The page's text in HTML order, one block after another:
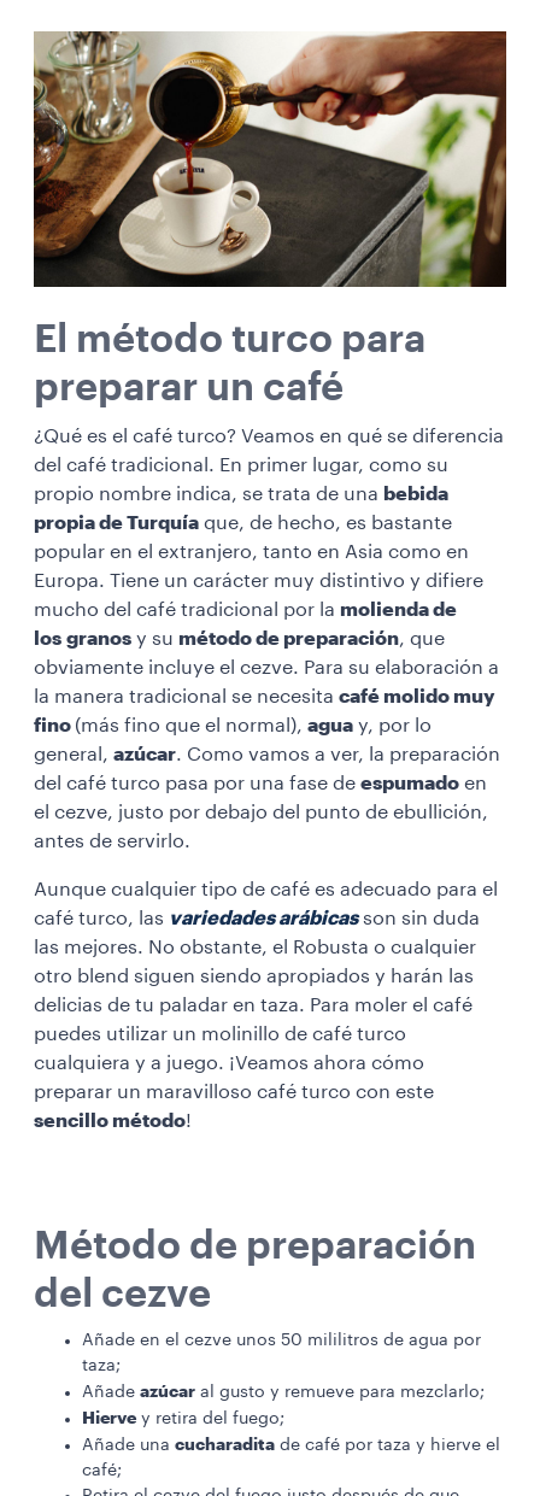
El método turco para
preparar un café
¿Qué es el café turco? Veamos en qué se diferencia
del café tradicional. En primer lugar, como su
propio nombre indica, se trata de una bebida
propia de Turquía que, de hecho, es bastante
popular en el extranjero, tanto en Asia como en
Europa. Tiene un carácter muy distintivo y difiere
mucho del café tradicional por la molienda de
los granos y su método de preparación, que
obviamente incluye el cezve. Para su elaboración a
la manera tradicional se necesita café molido muy
fino (más fino que el normal), agua y, por lo
general, azúcar. Como vamos a ver, la preparación
del café turco pasa por una fase de espumado en
el cezve, justo por debajo del punto de ebullición,
antes de servirlo.
Aunque cualquier tipo de café es adecuado para el
café turco, las variedades arábicasson sin duda
las mejores. No obstante, el Robusta o cualquier
otro blend siguen siendo apropiados y harán las
delicias de tu paladar en taza. Para moler el café
puedes utilizar un molinillo de café turco
cualquiera y a juego. ¡Veamos ahora cómo
preparar un maravilloso café turco con este
sencillo método!
Método de preparación
del cezve
Añade en el cezve unos 50 mililitros de agua por
taza;
Añade azúcar al gusto y remueve para mezclarlo;
Hierve y retira del fuego;
Añade una cucharadita de café por taza y hierve el
café;